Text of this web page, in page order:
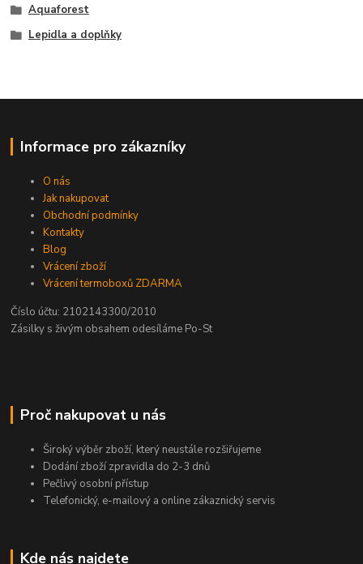
Aquaforest
Lepidla a doplňky
Informace pro zákazníky
O nás
Jak nakupovat
Obchodní podmínky
Kontakty
Blog
Vrácení zboží
Vrácení termoboxů ZDARMA
Číslo účtu: 2102143300/2010
Zásilky s živým obsahem odesíláme Po-St
Proč nakupovat u nás
Široký výběr zboží, který neustále rozšiřujeme
Dodání zboží zpravidla do 2-3 dnů
Pečlivý osobní přístup
Telefonický, e-mailový a online zákaznický servis
Kde nás najdete